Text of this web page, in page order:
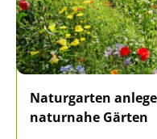
Naturgarten
naturnahe Gärten